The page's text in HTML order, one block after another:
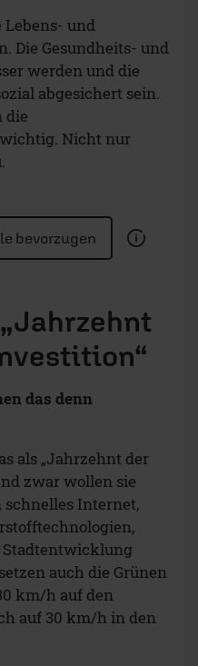
und
Die Gesundheits- und
werden und die
abgesichert sein.
die
Nicht nur
bevorzugen
das denn
als „Jahrzehnt der
zwar wollen sie
Internet,
Stadtentwicklung
auch die Grünen
km/h auf den
auf 30 km/h in den